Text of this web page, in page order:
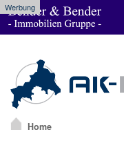
Werbung
Home